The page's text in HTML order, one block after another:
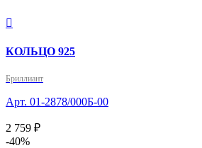

КОЛЬЦО 925
Бриллиант
Арт. 01-2878/000Б-00
2 759 ₽
-40%